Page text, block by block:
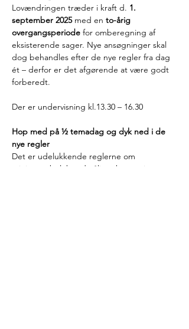
Lovændringen træder i kraft d. 1.
september 2025 med en to-årig
overgangsperiode for omberegning af
eksisterende sager. Nye ansøgninger skal
dog behandles efter de nye regler fra dag
ét – derfor er det afgørende at være godt
forberedt.
Der er undervisning kl.13.30 – 16.30
Hop med på ½ temadag og dyk ned i de
nye regler
Det er udelukkende reglerne om
minimumsbeløb, udmåling, beregning og